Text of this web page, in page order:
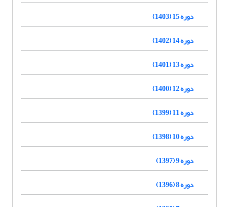
دوره 15 (1403)
دوره 14 (1402)
دوره 13 (1401)
دوره 12 (1400)
دوره 11 (1399)
دوره 10 (1398)
دوره 9 (1397)
دوره 8 (1396)